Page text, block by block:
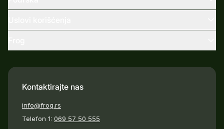
Kontaktirajte nas
info@frog.rs
Telefon 1: 069 57 50 555